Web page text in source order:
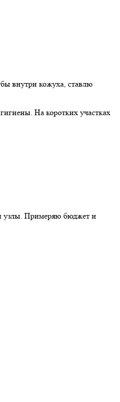
внутри кожуха, ставлю
На коротких участках
узлы. Примеряю бюджет и